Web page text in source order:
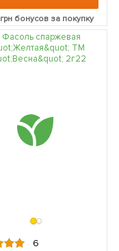
грн бонусов за покупку
6